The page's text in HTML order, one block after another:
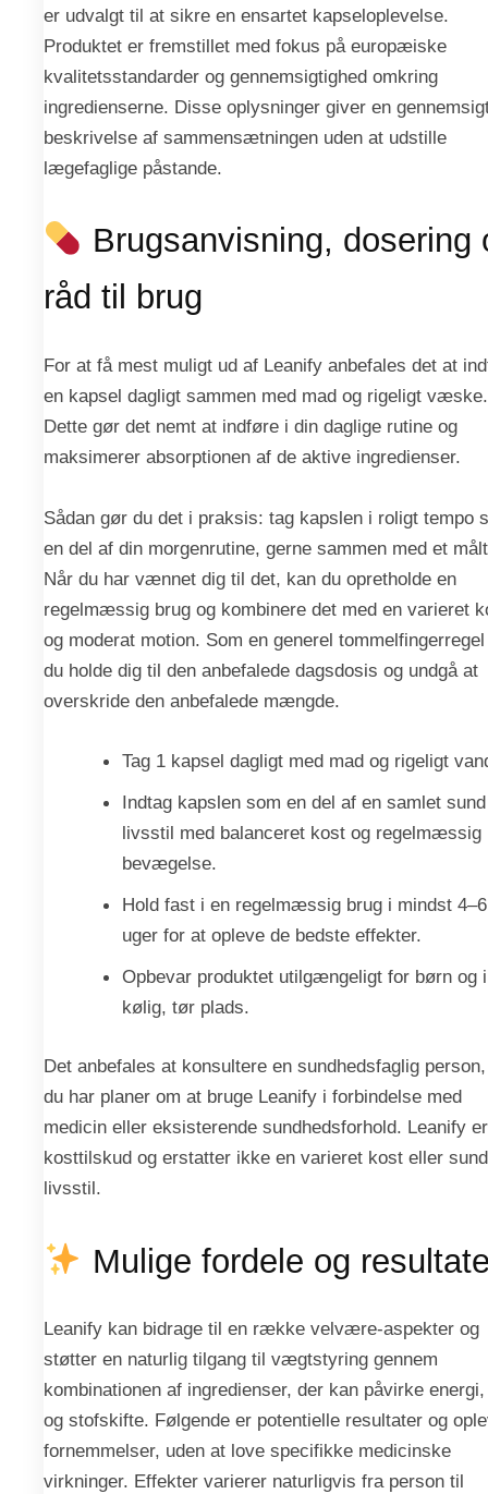
er udvalgt til at sikre en ensartet kapseloplevelse.
Produktet er fremstillet med fokus på europæiske
kvalitetsstandarder og gennemsigtighed omkring
ingredienserne. Disse oplysninger giver en
beskrivelse af sammensætningen uden at udstille
lægefaglige påstande.
Brugsanvisning, dosering
råd til brug
For at få mest muligt ud af Leanify anbefales det at
en kapsel dagligt sammen med mad og rigeligt væske.
Dette gør det nemt at indføre i din daglige rutine og
maksimerer absorptionen af de aktive ingredienser.
Sådan gør du det i praksis: tag kapslen i roligt tempo
en del af din morgenrutine, gerne sammen med et
Når du har vænnet dig til det, kan du opretholde en
regelmæssig brug og kombinere det med en varieret
og moderat motion. Som en generel
du holde dig til den anbefalede dagsdosis og undgå at
overskride den anbefalede mængde.
Tag 1 kapsel dagligt med mad og rigeligt
Indtag kapslen som en del af en samlet sund
livsstil med balanceret kost og regelmæssig
bevægelse.
Hold fast i en regelmæssig brug i mindst 4–6
uger for at opleve de bedste effekter.
Opbevar produktet utilgængeligt for børn og
kølig, tør plads.
Det anbefales at konsultere en sundhedsfaglig
du har planer om at bruge Leanify i forbindelse med
medicin eller eksisterende sundhedsforhold. Leanify
kosttilskud og erstatter ikke en varieret kost eller sund
livsstil.
Mulige fordele og
Leanify kan bidrage til en række velvære-aspekter og
støtter en naturlig tilgang til vægtstyring gennem
kombinationen af ingredienser, der kan påvirke
og stofskifte. Følgende er potentielle resultater og
fornemmelser, uden at love specifikke medicinske
virkninger. Effekter varierer naturligvis fra person til